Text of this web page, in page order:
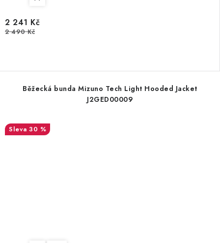
2 241 Kč
2 490 Kč
Běžecká bunda Mizuno Tech Light Hooded Jacket
J2GED00009
30 %